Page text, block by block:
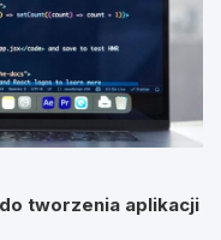
tworzenia aplikacji